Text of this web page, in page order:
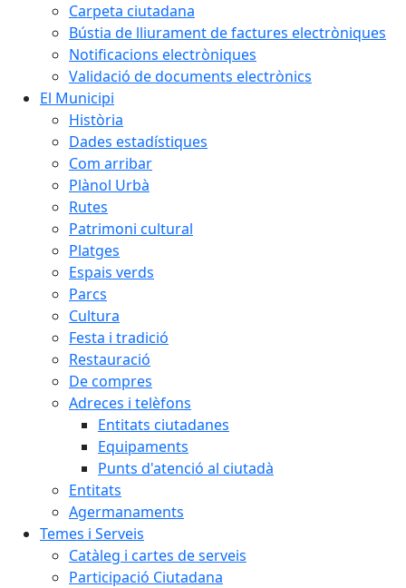
Carpeta ciutadana
Bústia de lliurament de factures electròniques
Notificacions electròniques
Validació de documents electrònics
El Municipi
Història
Dades estadístiques
Com arribar
Plànol Urbà
Rutes
Patrimoni cultural
Platges
Espais verds
Parcs
Cultura
Festa i tradició
Restauració
De compres
Adreces i telèfons
Entitats ciutadanes
Equipaments
Punts d'atenció al ciutadà
Entitats
Agermanaments
Temes i Serveis
Catàleg i cartes de serveis
Participació Ciutadana